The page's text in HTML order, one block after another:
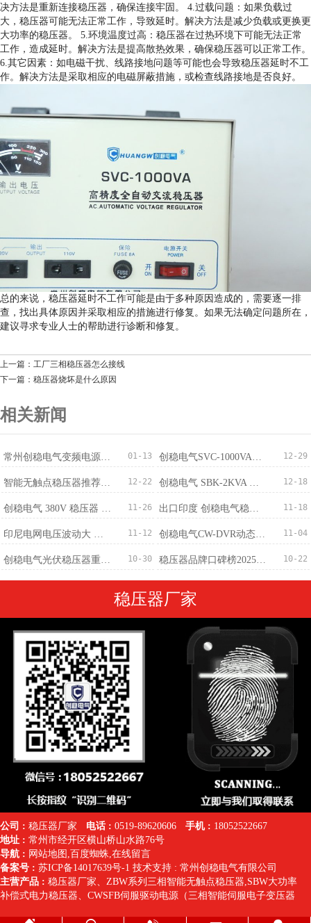
决方法是重新连接稳压器，确保连接牢固。 4.过载问题：如果负载过
大，稳压器可能无法正常工作，导致延时。解决方法是减少负载或更换更
大功率的稳压器。 5.环境温度过高：稳压器在过热环境下可能无法正常
工作，造成延时。解决方法是提高散热效果，确保稳压器可以正常工作。
6.其它因素：如电磁干扰、线路接地问题等可能也会导致稳压器延时不工
作。解决方法是采取相应的电磁屏蔽措施，或检查线路接地是否良好。
总的来说，稳压器延时不工作可能是由于多种原因造成的，需要逐一排
查，找出具体原因并采取相应的措施进行修复。如果无法确定问题所在，
建议寻求专业人士的帮助进行诊断和修复。
上一篇：工厂三相稳压器怎么接线
下一篇：稳压器烧坏是什么原因
相关新闻
常州创稳电气变频电源成功出口越南，国际化布局稳步推进 01-13 创稳电气SVC-1000VA稳压器获100台订单适配监控220V/110V 12-29
智能无触点稳​压器推荐：免维护+稳压精度±0.5% 12-22 创稳电气 SBK-2KVA 三相干式变压器 380V 转 220V 批量订购完成 12-18
创稳电气 380V 稳压器 500KVA 成功出口马来西亚 赋能精密制造电压稳定新标杆 11-26 出口印度 创稳电气稳压器厂家：中国智造筑牢南亚供电防线 11-18
印尼电网电压波动大 创稳电气稳压器提供稳定解决方案 11-12 创稳电气CW-DVR动态电压恢复装置-专业治理 11-04
创稳电气光伏稳压器重磅发布：300V-460V宽幅输入，±1%稳压精度适配全场景 10-30 稳压器品牌口碑榜2025最新 10-22
稳压器厂家
公司 : 稳压器厂家 电话 : 0519-89620606 手机 : 18052522667
地址 : 常州市经开区横山桥山水路76号
导航 : 网站地图 百度蜘蛛 在线留言
备案号 : 苏ICP备14017639号-1 技术支持 : 常州创稳电气有限公司
主营产品 : 稳压器厂家 ZBW系列三相智能无触点稳压器 ,SBW大功率
补偿式电力稳压器
CWSFB伺服驱动电源（三相智能伺服电子变压器